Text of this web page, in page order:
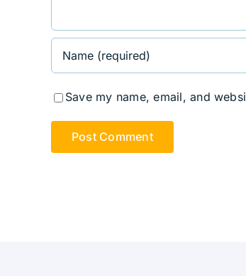
Save my name, email, and